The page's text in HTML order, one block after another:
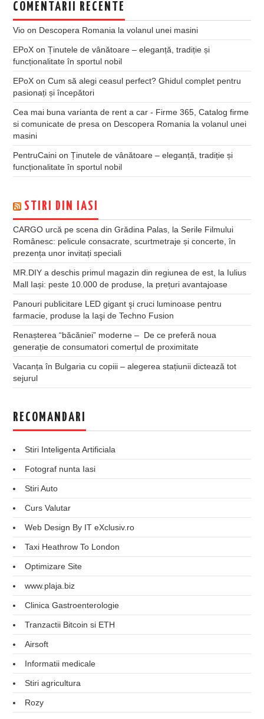
COMENTARII RECENTE
Vio on Descopera Romania la volanul unei masini
EPoX onȚinutele de vânătoare – eleganță, tradiție și
funcționalitate în sportul nobil
EPoX onCum să alegi ceasul perfect? Ghidul complet pentru
pasionați și începători
Cea mai buna varianta de rent a car - Firme 365, Catalog firme
si comunicate de presa on Descopera Romania la volanul unei
masini
PentruCaini onȚinutele de vânătoare – eleganță, tradiție și
funcționalitate în sportul nobil
STIRI DIN IASI
CARGO urcă pe scena din Grădina Palas, la Serile Filmului
Românesc: pelicule consacrate, scurtmetraje și concerte, în
prezența unor invitați speciali
MR.DIY a deschis primul magazin din regiunea de est, la Iulius
Mall Iași: peste 10.000 de produse, la prețuri avantajoase
Panouri publicitare LED gigant şi cruci luminoase pentru
farmacie, produse la Iaşi de Techno Fusion
Renașterea “băcăniei” moderne – De ce preferă noua
generație de consumatori comerțul de proximitate
Vacanța în Bulgaria cu copiii – alegerea stațiunii dictează tot
sejurul
RECOMANDARI
Stiri Inteligenta Artificiala
Fotograf nunta Iasi
Stiri Auto
Curs Valutar
Web Design By IT eXclusiv.ro
Taxi Heathrow To London
Optimizare Site
www.plaja.biz
Clinica Gastroenterologie
Tranzactii Bitcoin si ETH
Airsoft
Informatii medicale
Stiri agricultura
Rozy